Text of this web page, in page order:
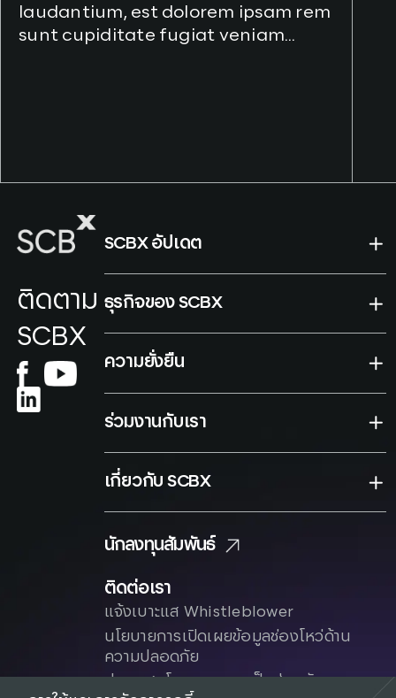
laudantium, est dolorem ipsam rem
sunt cupiditate fugiat veniam
ติดตาม
SCBX
SCBX อัปเดต
ธุรกิจของ SCBX
ความยั่งยืน
ร่วมงานกับเรา
เกี่ยวกับ SCBX
นักลงทุนสัมพันธ์
ติดต่อเรา
แจ้งเบาะแส Whistleblower
นโยบายการเปิดเผยข้อมูลช่องโหว่ด้าน
ความปลอดภัย
ประกาศนโยบายความเป็นส่วนตัว